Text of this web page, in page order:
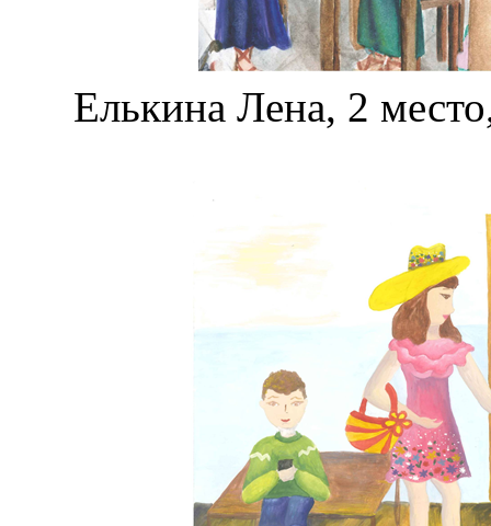
Елькина Лена, 2